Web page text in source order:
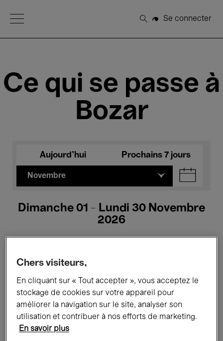
Open Menu
Rechercher
Se connecter
Ce qui se passe à
Bozar
Aujourd'hui Prochains 7 jours
Novembre
Dimanche 01 - Lundi 30 Novembre
2026
Tous les événements Concerts
Expositions Films Performances
Rencontres & Débats
Chers visiteurs,
En cliquant sur « Tout accepter », vous acceptez le
stockage de cookies sur votre appareil pour
améliorer la navigation sur le site, analyser son
utilisation et contribuer à nos efforts de marketing.
En savoir plus